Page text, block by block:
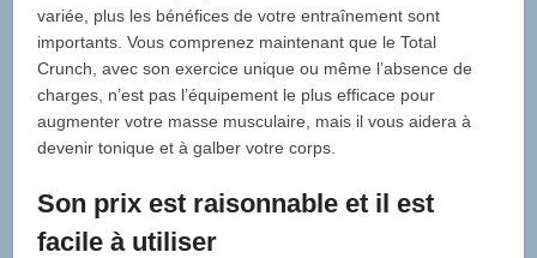
variée, plus les bénéfices de votre entraînement sont
importants. Vous comprenez maintenant que le Total
Crunch, avec son exercice unique ou même l’absence de
charges, n’est pas l’équipement le plus efficace pour
augmenter votre masse musculaire, mais il vous aidera à
devenir tonique et à galber votre corps.
Son prix est raisonnable et il est
facile à utiliser